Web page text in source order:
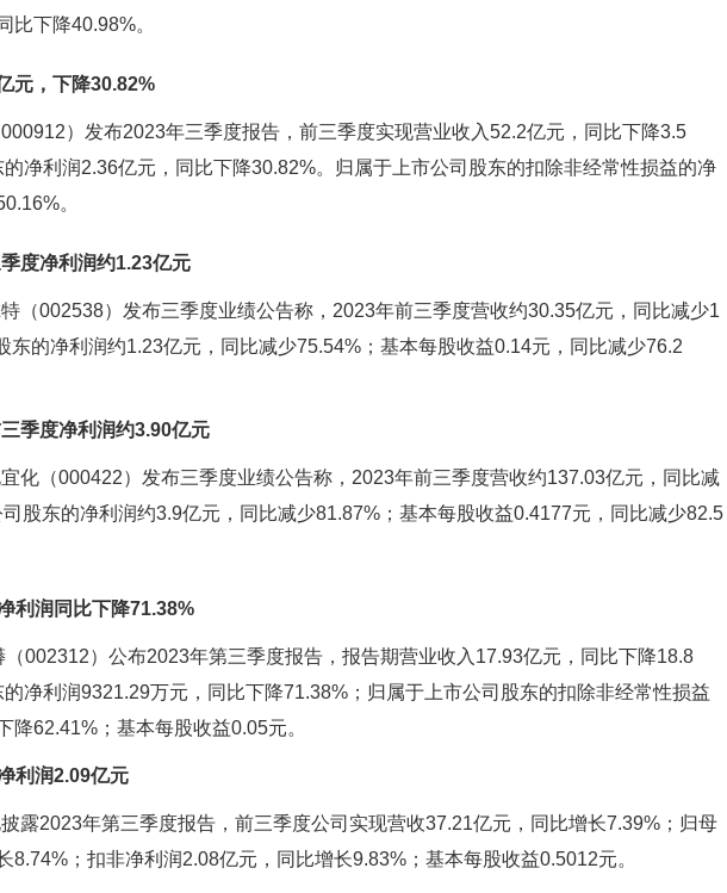
比下降40.98%。
元，下降30.82%
）发布2023年三季度报告，前三季度实现营业收入52.2亿元，同比下降3.5
净利润2.36亿元，同比下降30.82%。归属于上市公司股东的扣除非经常性损益的净
。
度净利润约1.23亿元
002538）发布三季度业绩公告称，2023年前三季度营收约30.35亿元，同比减少1
东的净利润约1.23亿元，同比减少75.54%；基本每股收益0.14元，同比减少76.2
季度净利润约3.90亿元
（000422）发布三季度业绩公告称，2023年前三季度营收约137.03亿元，同比减
股东的净利润约3.9亿元，同比减少81.87%；基本每股收益0.4177元，同比减少82.5
利润同比下降71.38%
）公布2023年第三季度报告，报告期营业收入17.93亿元，同比下降18.8
净利润9321.29万元，同比下降71.38%；归属于上市公司股东的扣除非经常性损益
降62.41%；基本每股收益0.05元。
利润2.09亿元
2023年第三季度报告，前三季度公司实现营收37.21亿元，同比增长7.39%；归母
8.74%；扣非净利润2.08亿元，同比增长9.83%；基本每股收益0.5012元。